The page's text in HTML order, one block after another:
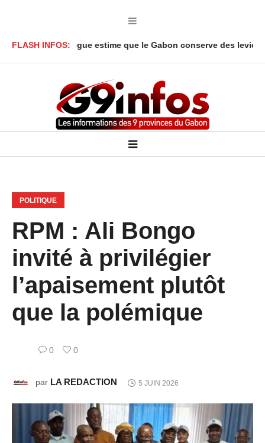
FLASH INFOS:
Y’Obegue estime que le Gabon conserve des leviers
POLITIQUE
RPM : Ali Bongo
invité à privilégier
l’apaisement plutôt
que la polémique
0 0
par LA REDACTION 5 JUIN 2026